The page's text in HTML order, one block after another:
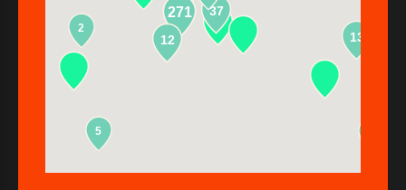
271
13
37
2
5
12